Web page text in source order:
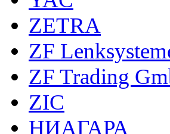
ZETRA
ZF
ZF Trading
ZIC
НИАГАРА